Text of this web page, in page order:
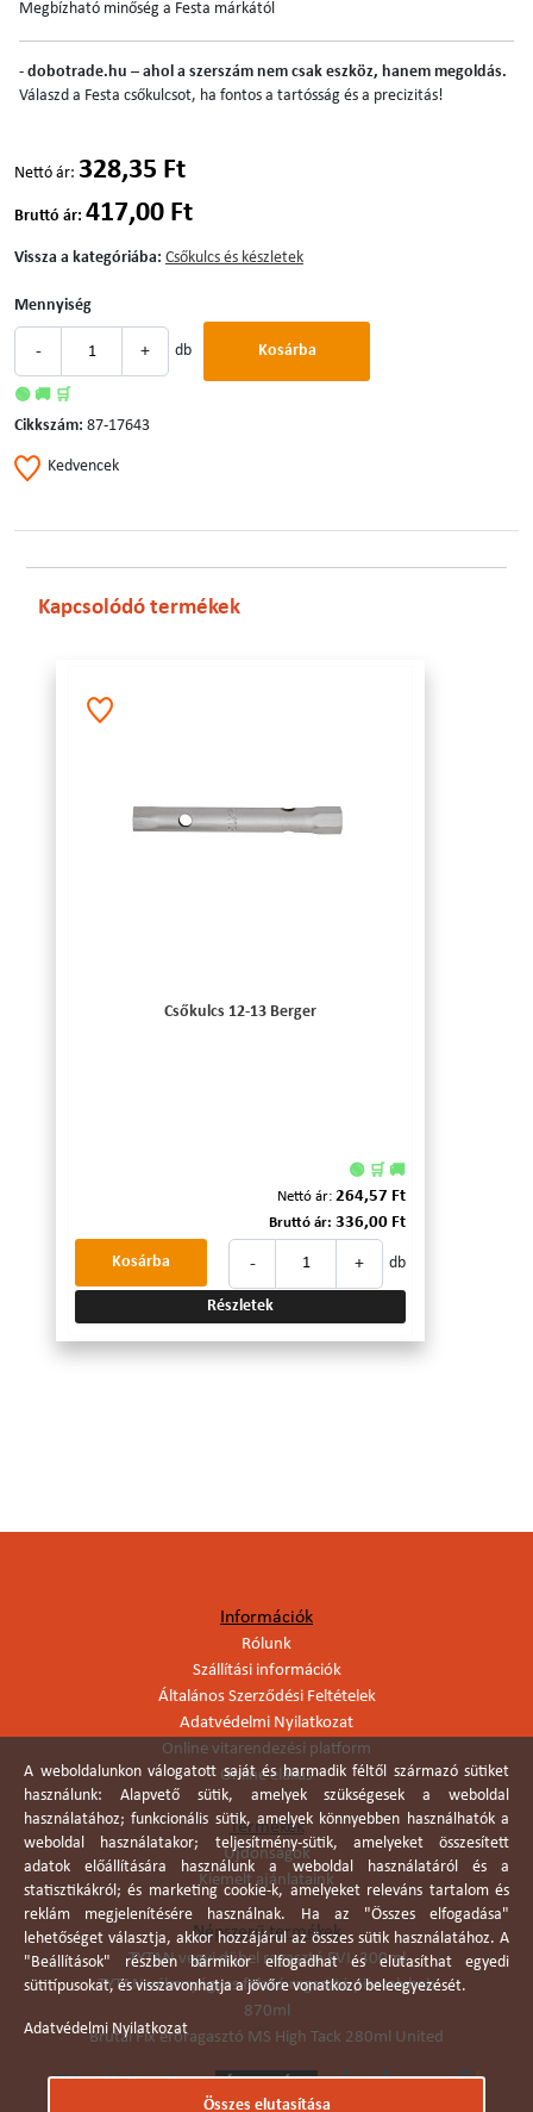
Megbízható minőség a Festa márkától
- dobotrade.hu – ahol a szerszám nem csak eszköz, hanem megoldás.
Válaszd a Festa csőkulcsot, ha fontos a tartósság és a precizitás!
Nettó ár: 328,35 Ft
Bruttó ár: 417,00 Ft
Vissza a kategóriába: Csőkulcs és készletek
Mennyiség
- + db Kosárba
🟢 🚚 🛒
Cikkszám: 87-17643
Kedvencek
Kapcsolódó termékek
Csőkulcs 12-13 Berger
🟢 🛒 🚚
Nettó ár: 264,57 Ft
Bruttó ár: 336,00 Ft
- + db
Kosárba
Részletek
Információk
Rólunk
Szállítási információk
Általános Szerződési Feltételek
Adatvédelmi Nyilatkozat
Online vitarendezési platform
Online elállás
Termékek
Újdonságok
Kiemelt ajánlataink
Népszerű termékek
TYTAN vegyi dübel ragasztó EVI. 300ml
TYTAN vékonyágyas falazó ragasztó pisztolyhab
870ml
Brutál Fix erőragasztó MS High Tack 280ml United
A weboldalunkon válogatott saját és harmadik féltől származó sütiket
használunk: Alapvető sütik, amelyek szükségesek a weboldal
használatához; funkcionális sütik, amelyek könnyebben használhatók a
weboldal használatakor; teljesítmény-sütik, amelyeket összesített
adatok előállítására használunk a weboldal használatáról és a
statisztikákról; és marketing cookie-k, amelyeket releváns tartalom és
reklám megjelenítésére használnak. Ha az "Összes elfogadása"
lehetőséget választja, akkor hozzájárul az összes sütik használatához. A
"Beállítások" részben bármikor elfogadhat és elutasíthat egyedi
sütitípusokat, és visszavonhatja a jövőre vonatkozó beleegyezését.
Adatvédelmi Nyilatkozat
Összes elutasítása